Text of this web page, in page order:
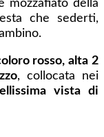
mozzafiato della
che sederti,
rosso, alta 2
, collocata nei
vista di